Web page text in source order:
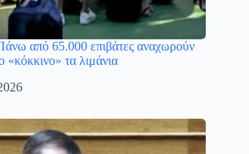
από 65.000 επιβάτες αναχωρούν
«κόκκινο» τα λιμάνια